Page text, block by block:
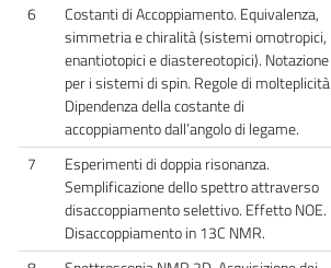
6
Costanti di Accoppiamento. Equivalenza,
simmetria e chiralità (sistemi omotropici,
enantiotopici e diastereotopici). Notazione
per i sistemi di spin. Regole di molteplicità.
Dipendenza della costante di
accoppiamento dall’angolo di legame.
7
Esperimenti di doppia risonanza.
Semplificazione dello spettro attraverso
disaccoppiamento selettivo. Effetto NOE.
Disaccoppiamento in 13C NMR.